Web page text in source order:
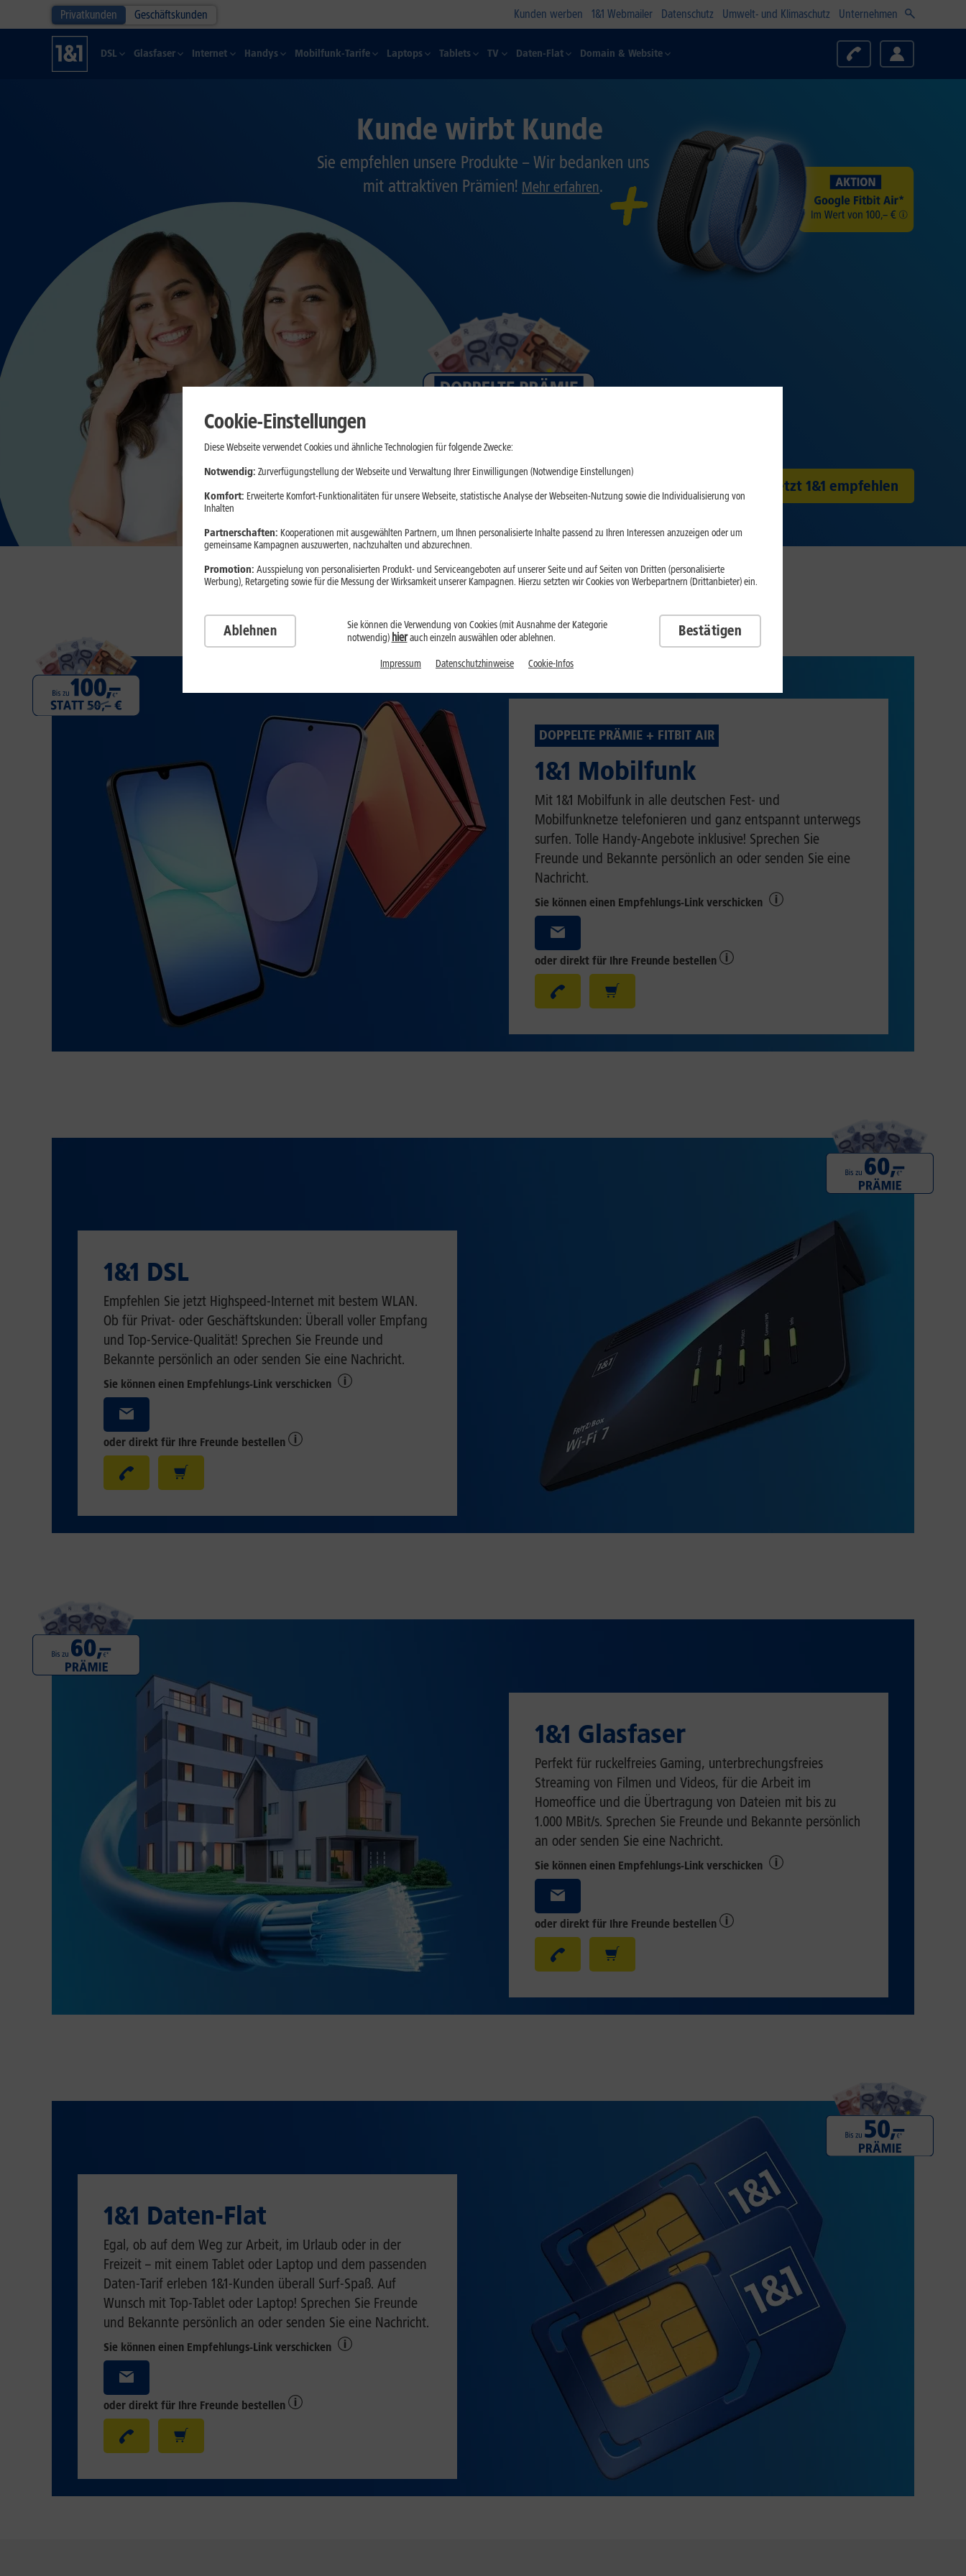
Privatkunden Geschäftskunden Kunden werben 1&1 Webmailer Datenschutz Umwelt- und Klimaschutz Unternehmen
DSL Glasfaser Internet Handys Mobilfunk-Tarife Laptops Tablets TV Daten-Flat Domain & Website
Kunde wirbt Kunde
Sie empfehlen unsere Produkte – Wir bedanken uns
mit attraktiven Prämien! Mehr erfahren.
Jetzt 1&1 empfehlen
Unsere Angebote zum Weiterempfehlen
DOPPELTE PRÄMIE + FITBIT AIR
1&1 Mobilfunk
Mit 1&1 Mobilfunk in alle deutschen Fest- und
Mobilfunknetze telefonieren und ganz entspannt unterwegs
surfen. Tolle Handy-Angebote inklusive! Sprechen Sie
Freunde und Bekannte persönlich an oder senden Sie eine
Nachricht.
Sie können einen Empfehlungs-Link verschicken
oder direkt für Ihre Freunde bestellen
1&1 DSL
Empfehlen Sie jetzt Highspeed-Internet mit bestem WLAN.
Ob für Privat- oder Geschäftskunden: Überall voller Empfang
und Top-Service-Qualität! Sprechen Sie Freunde und
Bekannte persönlich an oder senden Sie eine Nachricht.
Sie können einen Empfehlungs-Link verschicken
oder direkt für Ihre Freunde bestellen
1&1 Glasfaser
Perfekt für ruckelfreies Gaming, unterbrechungsfreies
Streaming von Filmen und Videos, für die Arbeit im
Homeoffice und die Übertragung von Dateien mit bis zu
1.000 MBit/s. Sprechen Sie Freunde und Bekannte persönlich
an oder senden Sie eine Nachricht.
Sie können einen Empfehlungs-Link verschicken
oder direkt für Ihre Freunde bestellen
1&1 Daten-Flat
Egal, ob auf dem Weg zur Arbeit, im Urlaub oder in der
Freizeit – mit einem Tablet oder Laptop und dem passenden
Daten-Tarif erleben 1&1-Kunden überall Surf-Spaß. Auf
Wunsch mit Top-Tablet oder Laptop! Sprechen Sie Freunde
und Bekannte persönlich an oder senden Sie eine Nachricht.
Sie können einen Empfehlungs-Link verschicken
oder direkt für Ihre Freunde bestellen
Cookie-Einstellungen
Diese Webseite verwendet Cookies und ähnliche Technologien für folgende Zwecke:
Notwendig: Zurverfügungstellung der Webseite und Verwaltung Ihrer Einwilligungen (Notwendige Einstellungen)
Komfort: Erweiterte Komfort-Funktionalitäten für unsere Webseite, statistische Analyse der Webseiten-Nutzung sowie die Individualisierung von
Inhalten
Partnerschaften: Kooperationen mit ausgewählten Partnern, um Ihnen personalisierte Inhalte passend zu Ihren Interessen anzuzeigen oder um
gemeinsame Kampagnen auszuwerten, nachzuhalten und abzurechnen.
Promotion: Ausspielung von personalisierten Produkt- und Serviceangeboten auf unserer Seite und auf Seiten von Dritten (personalisierte
Werbung), Retargeting sowie für die Messung der Wirksamkeit unserer Kampagnen. Hierzu setzten wir Cookies von Werbepartnern (Drittanbieter) ein.
Ablehnen
Sie können die Verwendung von Cookies (mit Ausnahme der Kategorie
notwendig) hierauch einzeln auswählen oder ablehnen. Bestätigen
Impressum Datenschutzhinweise Cookie-Infos